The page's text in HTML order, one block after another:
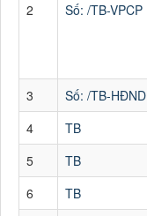
2
Số: /TB-VPCP
3
Số: /TB-HĐND
4
TB
5
TB
6
TB